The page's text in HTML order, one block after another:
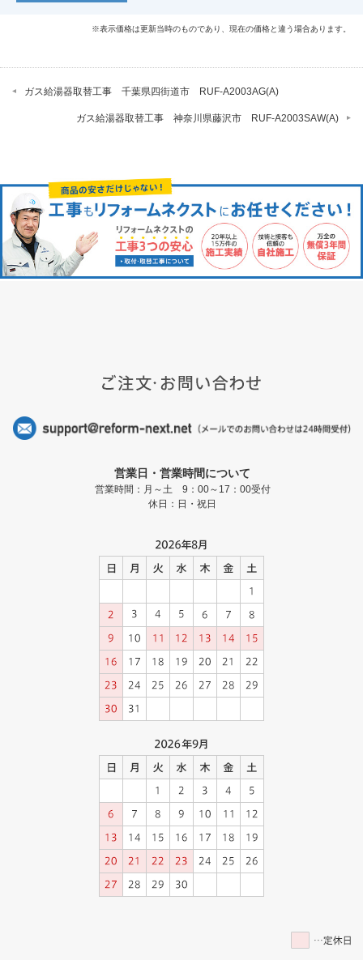
※表示価格は更新当時のものであり、現在の価格と違う場合あります。
ガス給湯器取替工事 千葉県四街道市 RUF-A2003AG(A)
ガス給湯器取替工事 神奈川県藤沢市 RUF-A2003SAW(A)
営業日・営業時間について
営業時間：月～土 9：00～17：00受付
休日：日・祝日